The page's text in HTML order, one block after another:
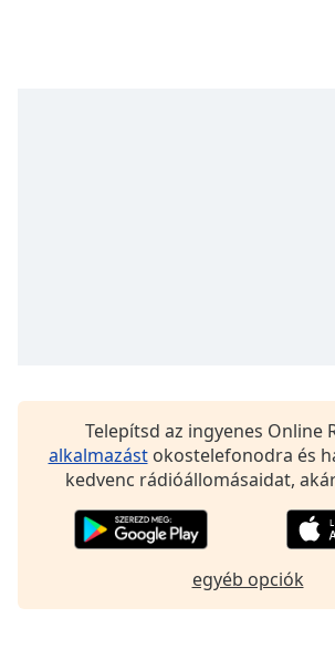
Telepítsd az ingyenes Online
alkalmazástokostelefonodra és
kedvenc rádióállomásaidat,
egyéb opciók